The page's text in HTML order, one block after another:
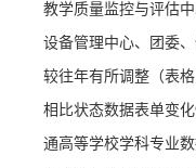
教学质量监控与评估
设备管理中心、团委
较往年有所调整（表
相比状态数据表单变化
通高等学校学科专业数